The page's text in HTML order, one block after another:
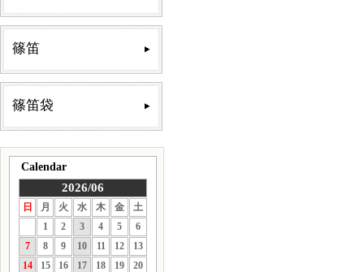
篠笛
篠笛袋
Calendar
2026/06
日 月 火 水 木 金
土
1
2 3 4 5
6
7
8 9 10 11 12
13
14
15 16 17 18 19
20